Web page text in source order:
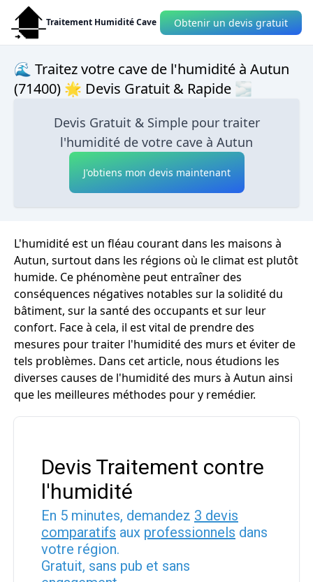
Traitement Humidité Cave Obtenir un devis gratuit
🌊 Traitez votre cave de l'humidité à Autun
(71400) 🌟 Devis Gratuit & Rapide 🌫
Devis Gratuit & Simple pour traiter
l'humidité de votre cave à Autun
J'obtiens mon devis maintenant
L'humidité est un fléau courant dans les maisons à
Autun, surtout dans les régions où le climat est plutôt
humide. Ce phénomène peut entraîner des
conséquences négatives notables sur la solidité du
bâtiment, sur la santé des occupants et sur leur
confort. Face à cela, il est vital de prendre des
mesures pour traiter l'humidité des murs et éviter de
tels problèmes. Dans cet article, nous étudions les
diverses causes de l'humidité des murs à Autun ainsi
que les meilleures méthodes pour y remédier.
Devis Traitement contre
l'humidité
En 5 minutes, demandez 3 devis
comparatifs aux professionnels dans
votre région.
Gratuit, sans pub et sans